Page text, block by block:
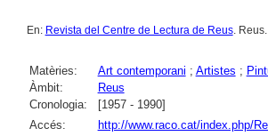
En: Revista del Centre de Lectura de Reus.
Matèries: Art contemporani ; Artistes ;
Àmbit:
Reus
Cronologia:
[1957 - 1990]
Accés:
http://www.raco.cat/index.php/